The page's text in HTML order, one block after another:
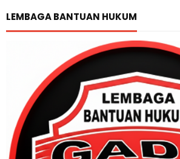
LEMBAGA BANTUAN HUKUM